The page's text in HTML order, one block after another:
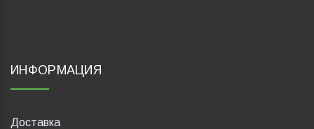
ИНФОРМАЦИЯ
Доставка